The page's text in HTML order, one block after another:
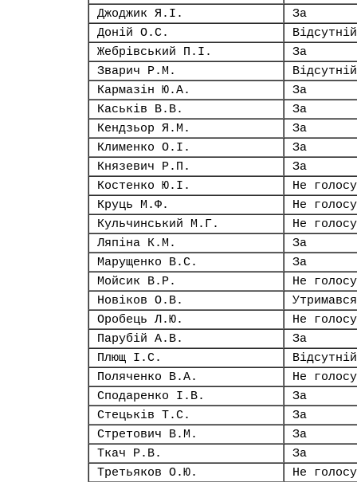
Джоджик Я.І.
За
Доній О.С.
Відсутній
Жебрівський П.І.
За
Зварич Р.М.
Відсутній
Кармазін Ю.А.
За
Каськів В.В.
За
Кендзьор Я.М.
За
Клименко О.І.
За
Князевич Р.П.
За
Костенко Ю.І.
Не
Круць М.Ф.
Не
Кульчинський М.Г.
Не
Ляпіна К.М.
За
Марущенко В.С.
За
Мойсик В.Р.
Не
Новіков О.В.
Утримався
Оробець Л.Ю.
Не
Парубій А.В.
За
Плющ І.С.
Відсутній
Поляченко В.А.
Не
Сподаренко І.В.
За
Стецьків Т.С.
За
Стретович В.М.
За
Ткач Р.В.
За
Третьяков О.Ю.
Не